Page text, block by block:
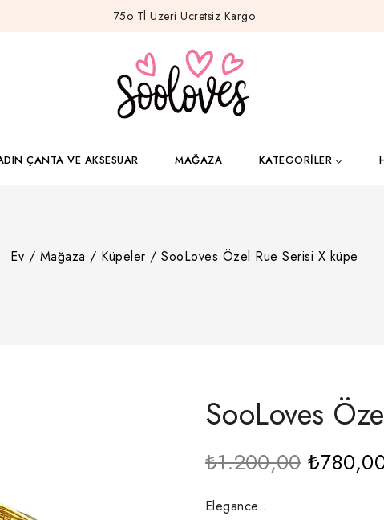
75o Tl Üzeri Ücretsiz Kargo
ÇANTA VE AKSESUAR MAĞAZA KATEGORILER
Ev / Mağaza / Küpeler / SooLoves Özel Rue Serisi X küpe
SooLoves
₺1.200,00 Orijinal
₺
Elegance..